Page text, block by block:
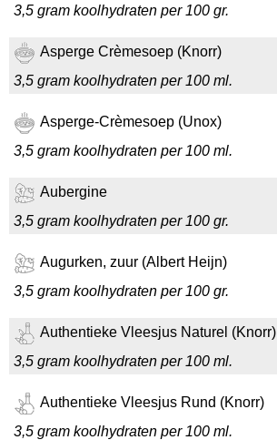
3,5 gram koolhydraten per 100 gr.
Asperge Crèmesoep (Knorr)
3,5 gram koolhydraten per 100 ml.
Asperge-Crèmesoep (Unox)
3,5 gram koolhydraten per 100 ml.
Aubergine
3,5 gram koolhydraten per 100 gr.
Augurken, zuur (Albert Heijn)
3,5 gram koolhydraten per 100 gr.
Authentieke Vleesjus Naturel (Knorr)
3,5 gram koolhydraten per 100 ml.
Authentieke Vleesjus Rund (Knorr)
3,5 gram koolhydraten per 100 ml.